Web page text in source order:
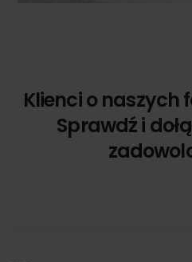
Klienci o
Sprawdź i